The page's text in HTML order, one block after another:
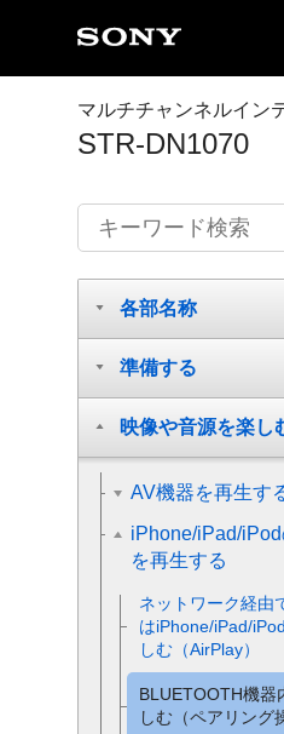
マルチチャンネルイン
STR-DN1070
各部名称
準備する
映像や音源を楽し
AV機器を再生す
iPhone/iPad/
を再生する
ネットワーク経由
はiPhone/iPad/
しむ（AirPlay）
BLUETOOTH機器
しむ（ペアリング